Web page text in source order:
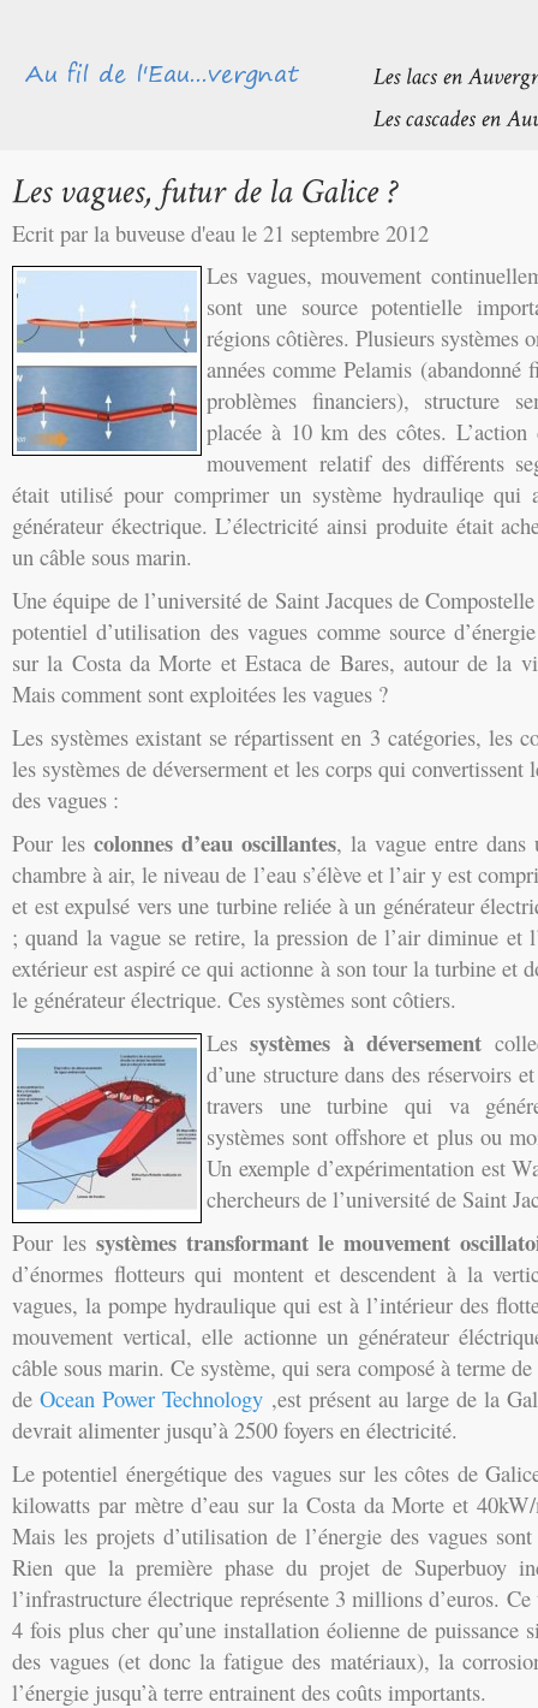
Ecrit par la buveuse d'eau le 21 septembre 2012
Les vagues, mouvement
sont une source potentielle
régions côtières. Plusieurs systèmes
années comme Pelamis (abandonné
problèmes financiers), structure
placée à 10 km des côtes.
mouvement relatif des différents
était utilisé pour comprimer un système hydrauliqe qui
générateur ékectrique. L’électricité ainsi produite était
un câble sous marin.
Une équipe de l’université de Saint Jacques de
potentiel d’utilisation des vagues comme source
sur la Costa da Morte et Estaca de Bares, autour de la
Mais comment sont exploitées les vagues ?
Les systèmes existant se répartissent en 3 catégories, les
les systèmes de déverserment et les corps qui
des vagues :
Pour les colonnes d’eau oscillantes, la vague entre dans
chambre à air, le niveau de l’eau s’élève et l’air y est
et est expulsé vers une turbine reliée à un générateur
; quand la vague se retire, la pression de l’air diminue et
extérieur est aspiré ce qui actionne à son tour la turbine et
le générateur électrique. Ces systèmes sont côtiers.
Lessystèmes à déversement
d’une structure dans des réservoirs
travers une turbine qui va
systèmes sont offshore et plus ou
Un exemple d’expérimentation est
chercheurs de l’université de Saint
Pour les systèmes transformant le mouvement
d’énormes flotteurs qui montent et descendent à la
vagues, la pompe hydraulique qui est à l’intérieur des
mouvement vertical, elle actionne un générateur
câble sous marin. Ce système, qui sera composé à terme
deOcean Power Technology ,est présent au large de la
devrait alimenter jusqu’à 2500 foyers en électricité.
Le potentiel énergétique des vagues sur les côtes de
kilowatts par mètre d’eau sur la Costa da Morte et
Mais les projets d’utilisation de l’énergie des vagues
Rien que la première phase du projet de Superbuoy
l’infrastructure électrique représente 3 millions d’euros.
4 fois plus cher qu’une installation éolienne de puissance
des vagues (et donc la fatigue des matériaux), la
l’énergie jusqu’à terre entrainent des coûts importants.